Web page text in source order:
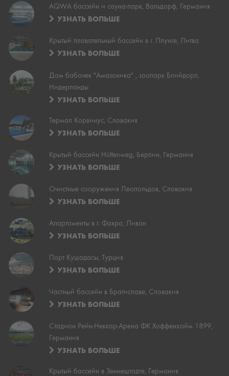
AQWA бассейн и сауна-парк, Вальдорф, Германия
УЗНАТЬ БОЛЬШЕ
Крытый плавательный бассейн в г. Плунге, Литва
УЗНАТЬ БОЛЬШЕ
Дом бабочек "Амазоника" , зоопарк Блийдорп,
Нидерланды
УЗНАТЬ БОЛЬШЕ
Термал Корвинус, Словакия
УЗНАТЬ БОЛЬШЕ
Крытый бассейн Hüttenweg, Берлин, Германия
УЗНАТЬ БОЛЬШЕ
Очистные сооружения Леопольдов, Словакия
УЗНАТЬ БОЛЬШЕ
Апартаменты в г. Факра, Ливан
УЗНАТЬ БОЛЬШЕ
Порт Кушадасы, Турция
УЗНАТЬ БОЛЬШЕ
Частный бассейн в Братиславе, Словакия
УЗНАТЬ БОЛЬШЕ
Стадион Рейн-Неккар-Арена ФК Хоффенхайм 1899,
Германия
УЗНАТЬ БОЛЬШЕ
Крытый бассейн в Зеннештадте, Германия